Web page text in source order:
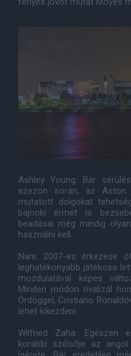
Ashley Young: Bár
szezon során, az
mutatott dolgokat
bajnoki érmét is
beadásai még mindig
használni kell.
Nani: 2007-es érkezése
leghatékonyabb játékosa
mozdulatával képes
Minden módon rivalizál
Ördöggel, Cristiano
lehet kikezdeni.
Wilfried Zaha: Egészen
korábbi szélsõje az angol